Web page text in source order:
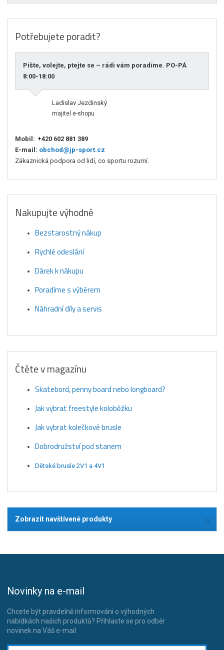
Potřebujete poradit?
Pište, volejte, ptejte se – rádi vám poradíme. PO-PÁ
8:00-18:00
Ladislav Jezdinský
majitel e-shopu
Mobil: +420 602 881 389
E-mail: obchod@jp-sport.cz
Zákaznická podpora od lidí, co sportu rozumí.
Nakupujte výhodně
Bezstarostný nákup
Rychlé odeslání
Dárek k nákupu
Poradíme s výběrem
Náhradní díly a servis
Čtěte v magazínu
Skatebord, penny board nebo longboard?
Jak vybrat freestyle koloběžku
Jak vybrat kolečkové brusle
Dobrodružství pod stanem
Dětské brusle 2V1 a 4V1
Zobrazit navštívené produkty
Novinky na e-mail
Chcete být pravdelně informováni o výhodných
nabídkách našich produktů? Přihlaste se pro odběr
novinek na Váš e-mail